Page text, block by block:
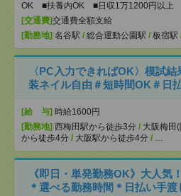
OK ■扶養内OK ■日収1万1200円以上
[交通費]交通費全額支給
[勤務地] 名谷駅 / 総合運動公園駅 / 板宿駅
〈PC入力できればOK〉模試
装ネイル自由＃短時間OK＃日
[給 与] 時給1600円
[勤務地] 西梅田駅から徒歩3分 / 大阪梅田
から徒歩4分 / 大阪駅から徒歩4分 / …
《即日・単発勤務OK》大人気
＊選べる勤務時間＊日払い手